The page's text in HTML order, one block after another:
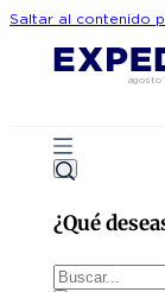
Saltar al contenido
agosto
¿Qué
Buscar